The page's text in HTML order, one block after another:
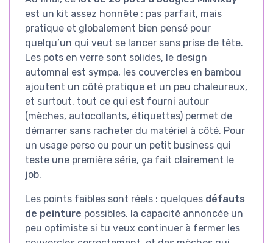
est un kit assez honnête : pas parfait, mais
pratique et globalement bien pensé pour
quelqu’un qui veut se lancer sans prise de tête.
Les pots en verre sont solides, le design
automnal est sympa, les couvercles en bambou
ajoutent un côté pratique et un peu chaleureux,
et surtout, tout ce qui est fourni autour
(mèches, autocollants, étiquettes) permet de
démarrer sans racheter du matériel à côté. Pour
un usage perso ou pour un petit business qui
teste une première série, ça fait clairement le
job.
Les points faibles sont réels : quelques défauts
de peinture possibles, la capacité annoncée un
peu optimiste si tu veux continuer à fermer les